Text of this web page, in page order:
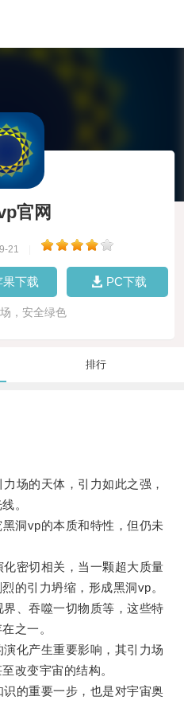
官网
21
果下载 PC下载
，安全绿色
排行
的天体，引力如此之强，
。
vp的本质和特性，但仍未
密切相关，当一颗超大质量
的引力坍缩，形成黑洞vp。
、吞噬一切物质等，这些特
之一。
化产生重要影响，其引力场
改变宇宙的结构。
的重要一步，也是对宇宙奥